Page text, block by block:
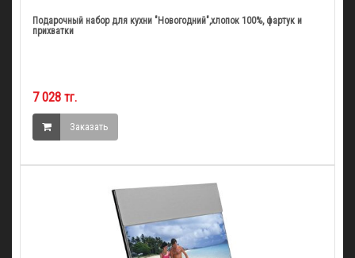
Подарочный набор для кухни "Новогодний",хлопок 100%, фартук и
прихватки
7 028 тг.
Заказать